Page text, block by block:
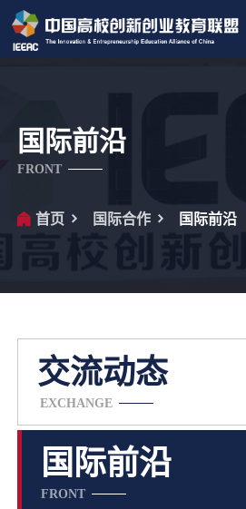
国际前沿
FRONT
首页 国际合作 国际前沿
交流动态
EXCHANGE
国际前沿
FRONT